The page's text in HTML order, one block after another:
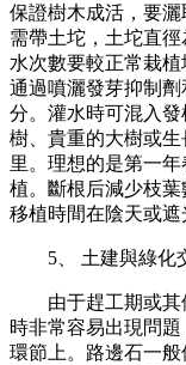
保證樹木成活，要
需帶土坨，土坨直
水次數要較正常栽植
通過噴灑發芽抑制
分。灌水時可混入
樹、貴重的大樹或
里。理想的是第一
植。斷根后減少枝葉
移植時間在陰天或遮
5、 土建與綠化
由于趕工期或其
時非常容易出現問
環節上。路邊石一